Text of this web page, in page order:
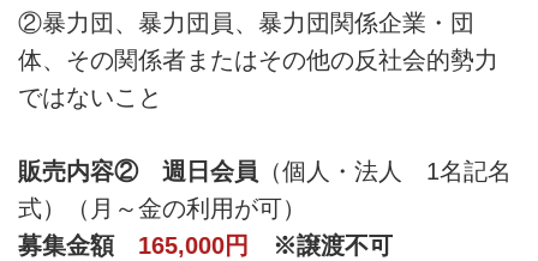
②暴力団、暴力団員、暴力団関係企業・団
体、その関係者またはその他の反社会的勢力
ではないこと
販売内容② 週日会員 （個人・法人 1名記名
式）（月～金の利用が可）
募集金額
165,000円
※譲渡不可